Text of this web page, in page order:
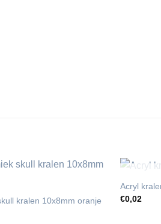
kralen 10x8mm oranje
Acryl
€0,02